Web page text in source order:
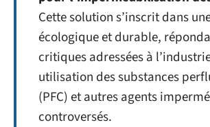
Cette solution s’inscrit dans
écologique et durable,
critiques adressées à
utilisation des substances
(PFC) et autres agents
controversés.